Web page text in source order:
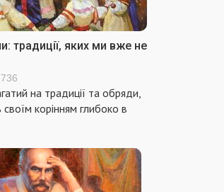
традиції, яких ми вже не
на традиції та обряди,
корінням глибоко в